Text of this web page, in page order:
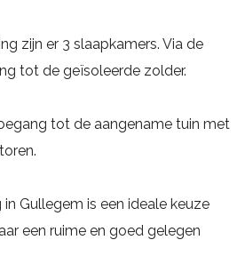
zijn er 3 slaapkamers. Via de
tot de geïsoleerde zolder.
tot de aangename tuin met
Gullegem is een ideale keuze
een ruime en goed gelegen